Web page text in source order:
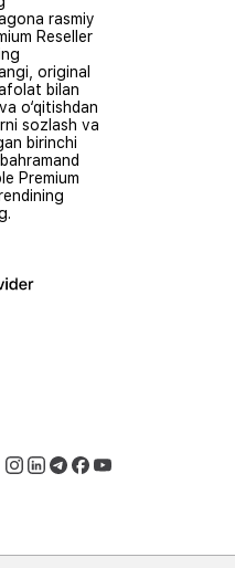
rasmiy
Reseller
original
bilan
o‘qitishdan
sozlash va
birinchi
Premium